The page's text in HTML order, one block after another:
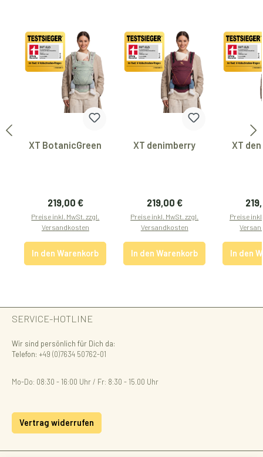
XT BotanicGreen
Regulärer Preis:
219,00 €
Preise inkl. MwSt. zzgl.
Versandkosten
In den Warenkorb
XT denimberry
Regulärer Preis:
219,00 €
Preise inkl. MwSt. zzgl.
Versandkosten
In den Warenkorb
XT
Preise
In den
SERVICE-HOTLINE
Wir sind persönlich für Dich da:
Telefon: +49 (0)7634 50762-01
Mo-Do: 08:30 - 16:00 Uhr / Fr: 8:30 - 15.00 Uhr
Vertrag widerrufen